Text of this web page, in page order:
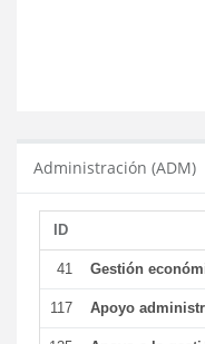
Administración (ADM)
ID
41 Gestión
117 Apoyo